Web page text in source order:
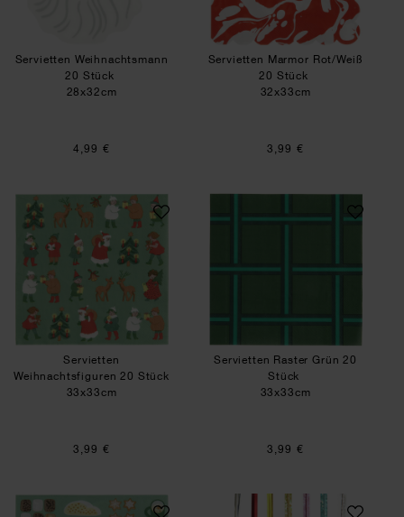
Servietten Weihnachtsmann
20 Stück
28x32cm
4,99 €
Servietten Marmor Rot/Weiß
20 Stück
32x33cm
3,99 €
Servietten Weihnachtsfiguren 20 Stück
Servietten
Weihnachtsfiguren 20 Stück
33x33cm
3,99 €
Servietten
Servietten Raster Grün 20
Stück
33x33cm
3,99 €
Servietten Weihnachtsgebäck 20 Stück